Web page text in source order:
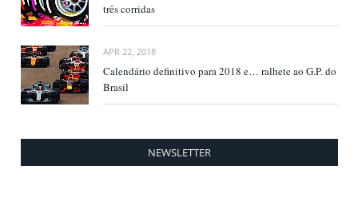
três corridas
APR 22, 2018
Calendário definitivo para 2018 e… ralhete ao G.P. do
Brasil
NEWSLETTER